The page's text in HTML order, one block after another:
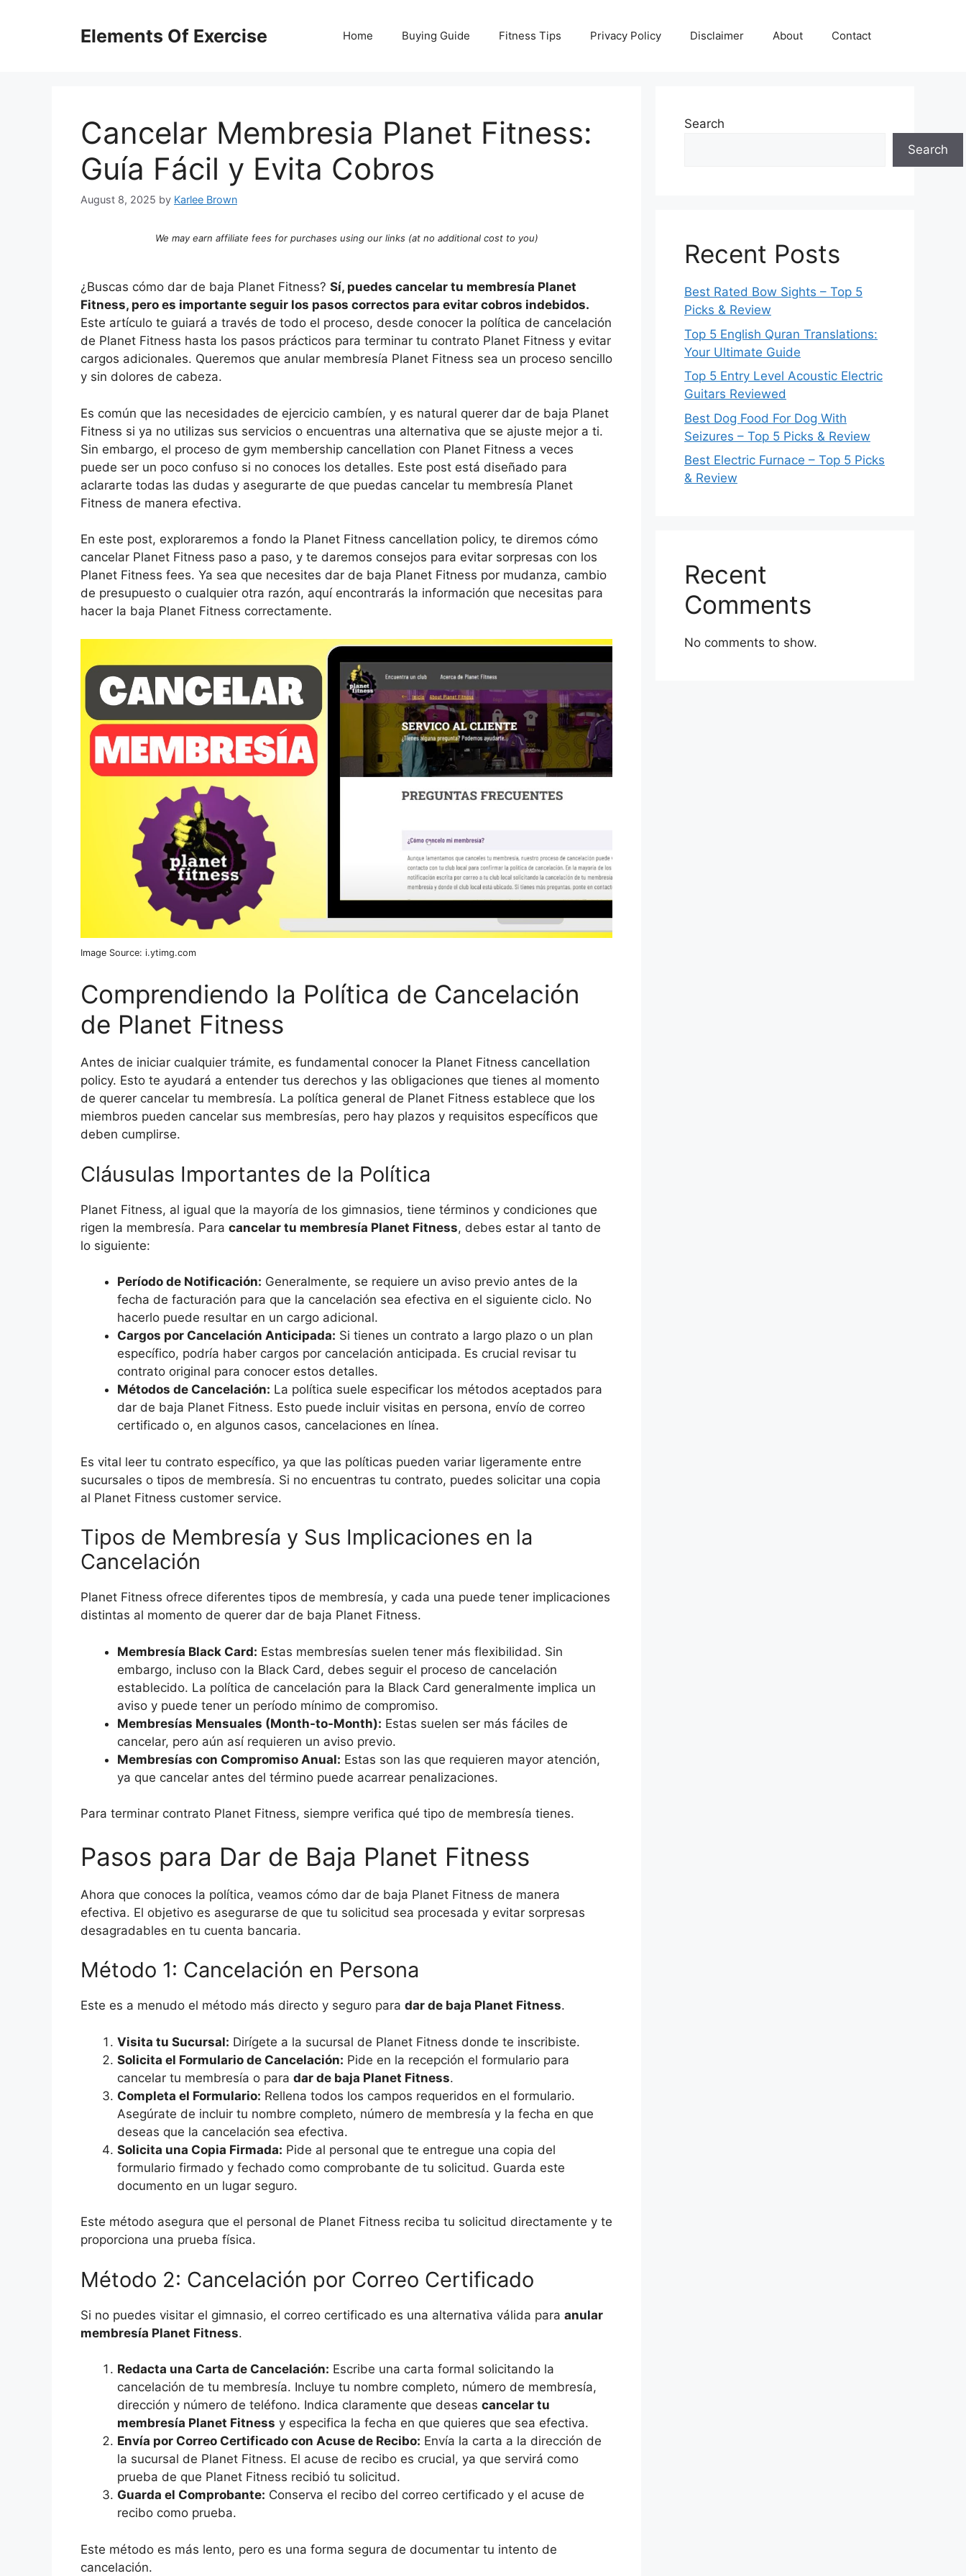
Elements Of Exercise Home Buying Guide Fitness Tips Privacy Policy Disclaimer About Contact
Cancelar Membresia Planet Fitness:
Guía Fácil y Evita Cobros
August 8, 2025 by Karlee Brown
We may earn affiliate fees for purchases using our links (at no additional cost to you)
¿Buscas cómo dar de baja Planet Fitness? Sí, puedes cancelar tu membresía Planet
Fitness, pero es importante seguir los pasos correctos para evitar cobros indebidos.
Este artículo te guiará a través de todo el proceso, desde conocer la política de cancelación
de Planet Fitness hasta los pasos prácticos para terminar tu contrato Planet Fitness y evitar
cargos adicionales. Queremos que anular membresía Planet Fitness sea un proceso sencillo
y sin dolores de cabeza.
Es común que las necesidades de ejercicio cambíen, y es natural querer dar de baja Planet
Fitness si ya no utilizas sus servicios o encuentras una alternativa que se ajuste mejor a ti.
Sin embargo, el proceso de gym membership cancellation con Planet Fitness a veces
puede ser un poco confuso si no conoces los detalles. Este post está diseñado para
aclararte todas las dudas y asegurarte de que puedas cancelar tu membresía Planet
Fitness de manera efectiva.
En este post, exploraremos a fondo la Planet Fitness cancellation policy, te diremos cómo
cancelar Planet Fitness paso a paso, y te daremos consejos para evitar sorpresas con los
Planet Fitness fees. Ya sea que necesites dar de baja Planet Fitness por mudanza, cambio
de presupuesto o cualquier otra razón, aquí encontrarás la información que necesitas para
hacer la baja Planet Fitness correctamente.
Image Source: i.ytimg.com
Comprendiendo la Política de Cancelación
de Planet Fitness
Antes de iniciar cualquier trámite, es fundamental conocer la Planet Fitness cancellation
policy. Esto te ayudará a entender tus derechos y las obligaciones que tienes al momento
de querer cancelar tu membresía. La política general de Planet Fitness establece que los
miembros pueden cancelar sus membresías, pero hay plazos y requisitos específicos que
deben cumplirse.
Cláusulas Importantes de la Política
Planet Fitness, al igual que la mayoría de los gimnasios, tiene términos y condiciones que
rigen la membresía. Para cancelar tu membresía Planet Fitness, debes estar al tanto de
lo siguiente:
Período de Notificación: Generalmente, se requiere un aviso previo antes de la
fecha de facturación para que la cancelación sea efectiva en el siguiente ciclo. No
hacerlo puede resultar en un cargo adicional.
Cargos por Cancelación Anticipada: Si tienes un contrato a largo plazo o un plan
específico, podría haber cargos por cancelación anticipada. Es crucial revisar tu
contrato original para conocer estos detalles.
Métodos de Cancelación: La política suele especificar los métodos aceptados para
dar de baja Planet Fitness. Esto puede incluir visitas en persona, envío de correo
certificado o, en algunos casos, cancelaciones en línea.
Es vital leer tu contrato específico, ya que las políticas pueden variar ligeramente entre
sucursales o tipos de membresía. Si no encuentras tu contrato, puedes solicitar una copia
al Planet Fitness customer service.
Tipos de Membresía y Sus Implicaciones en la
Cancelación
Planet Fitness ofrece diferentes tipos de membresía, y cada una puede tener implicaciones
distintas al momento de querer dar de baja Planet Fitness.
Membresía Black Card: Estas membresías suelen tener más flexibilidad. Sin
embargo, incluso con la Black Card, debes seguir el proceso de cancelación
establecido. La política de cancelación para la Black Card generalmente implica un
aviso y puede tener un período mínimo de compromiso.
Membresías Mensuales (Month-to-Month): Estas suelen ser más fáciles de
cancelar, pero aún así requieren un aviso previo.
Membresías con Compromiso Anual: Estas son las que requieren mayor atención,
ya que cancelar antes del término puede acarrear penalizaciones.
Para terminar contrato Planet Fitness, siempre verifica qué tipo de membresía tienes.
Pasos para Dar de Baja Planet Fitness
Ahora que conoces la política, veamos cómo dar de baja Planet Fitness de manera
efectiva. El objetivo es asegurarse de que tu solicitud sea procesada y evitar sorpresas
desagradables en tu cuenta bancaria.
Método 1: Cancelación en Persona
Este es a menudo el método más directo y seguro para dar de baja Planet Fitness.
Visita tu Sucursal: Dirígete a la sucursal de Planet Fitness donde te inscribiste.
Solicita el Formulario de Cancelación: Pide en la recepción el formulario para
cancelar tu membresía o para dar de baja Planet Fitness.
Completa el Formulario: Rellena todos los campos requeridos en el formulario.
Asegúrate de incluir tu nombre completo, número de membresía y la fecha en que
deseas que la cancelación sea efectiva.
Solicita una Copia Firmada: Pide al personal que te entregue una copia del
formulario firmado y fechado como comprobante de tu solicitud. Guarda este
documento en un lugar seguro.
Este método asegura que el personal de Planet Fitness reciba tu solicitud directamente y te
proporciona una prueba física.
Método 2: Cancelación por Correo Certificado
Si no puedes visitar el gimnasio, el correo certificado es una alternativa válida para anular
membresía Planet Fitness.
Redacta una Carta de Cancelación: Escribe una carta formal solicitando la
cancelación de tu membresía. Incluye tu nombre completo, número de membresía,
dirección y número de teléfono. Indica claramente que deseas cancelar tu
membresía Planet Fitness y especifica la fecha en que quieres que sea efectiva.
Envía por Correo Certificado con Acuse de Recibo: Envía la carta a la dirección de
la sucursal de Planet Fitness. El acuse de recibo es crucial, ya que servirá como
prueba de que Planet Fitness recibió tu solicitud.
Guarda el Comprobante: Conserva el recibo del correo certificado y el acuse de
recibo como prueba.
Este método es más lento, pero es una forma segura de documentar tu intento de
cancelación.
Search
Search
Recent Posts
Best Rated Bow Sights – Top 5
Picks & Review
Top 5 English Quran Translations:
Your Ultimate Guide
Top 5 Entry Level Acoustic Electric
Guitars Reviewed
Best Dog Food For Dog With
Seizures – Top 5 Picks & Review
Best Electric Furnace – Top 5 Picks
& Review
Recent
Comments
No comments to show.